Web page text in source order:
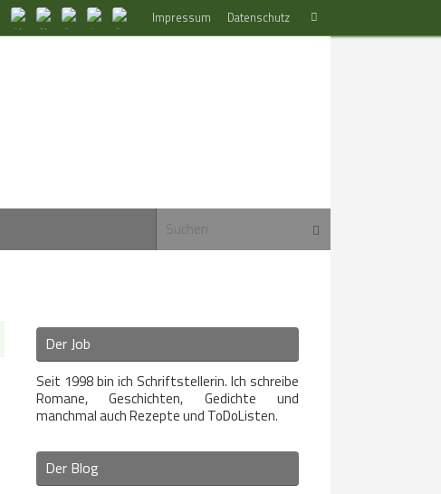
Impressum Datenschutz
nach:
Suchen
Suchen
Der Job
Seit 1998 bin ich Schriftstellerin. Ich schreibe
Romane, Geschichten, Gedichte und
manchmal auch Rezepte und ToDoListen.
Der Blog